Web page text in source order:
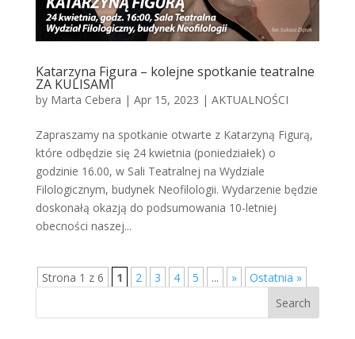
Katarzyna Figura – kolejne spotkanie teatralne
ZA KULISAMI
by Marta Cebera | Apr 15, 2023 | AKTUALNOŚCI
Zapraszamy na spotkanie otwarte z Katarzyną Figurą,
które odbędzie się 24 kwietnia (poniedziałek) o
godzinie 16.00, w Sali Teatralnej na Wydziale
Filologicznym, budynek Neofilologii. Wydarzenie będzie
doskonałą okazją do podsumowania 10-letniej
obecności naszej...
Strona 1 z 6 1 2 3 4 5 ... » Ostatnia »